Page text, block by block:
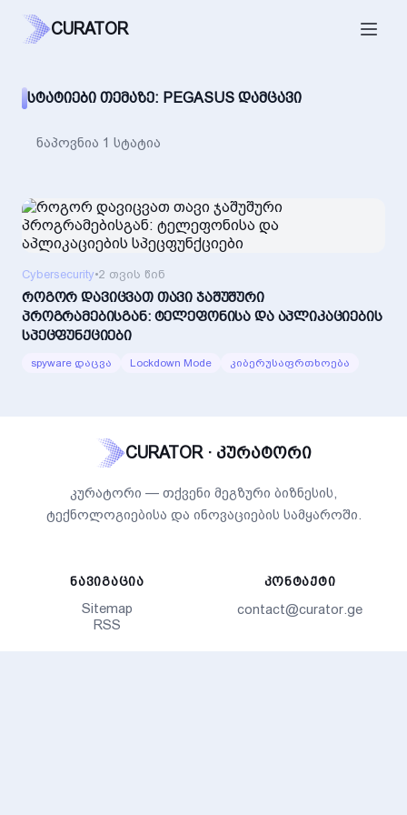
CURATOR
ᲡᲢᲐᲢᲘᲔᲑᲘ ᲗᲔᲛᲐᲖᲔ: PEGASUS ᲓᲐᲛᲪᲐᲕᲘ
ნაპოვნია 1 სტატია
Cybersecurity•2 თვის წინ
როგორ დავიცვათ თავი ჯაშუშური
პროგრამებისგან: ტელეფონისა და აპლიკაციების
სპეცფუნქციები
spyware დაცვა Lockdown Mode კიბერუსაფრთხოება
CURATOR · კურატორი
კურატორი — თქვენი მეგზური ბიზნესის,
ტექნოლოგიებისა და ინოვაციების სამყაროში.
ᲜᲐᲕᲘᲒᲐᲪᲘᲐ
Sitemap
RSS
ᲙᲝᲜᲢᲐᲥᲢᲘ
contact@curator.ge